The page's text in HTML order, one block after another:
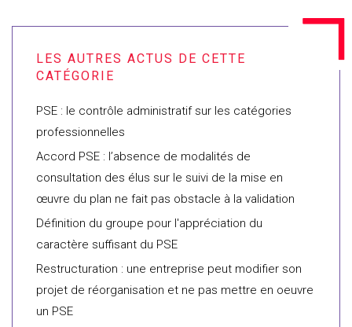
PSE : le contrôle administratif sur les catégories
professionnelles
Accord PSE : l’absence de modalités de
consultation des élus sur le suivi de la mise en
œuvre du plan ne fait pas obstacle à la validation
Définition du groupe pour l'appréciation du
caractère suffisant du PSE
Restructuration : une entreprise peut modifier son
projet de réorganisation et ne pas mettre en oeuvre
un PSE